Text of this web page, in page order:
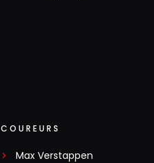
COUREURS
Max Verstappen